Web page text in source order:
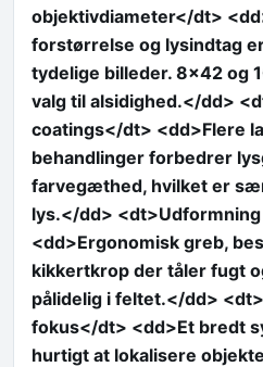
objektivdiameter</dt>
forstørrelse og lysindtag
tydelige billeder. 8×42 og
valg til alsidighed.</dd>
coatings</dt> <dd>Flere
behandlinger forbedrer
farvegæthed, hvilket er
lys.</dd>
<dd>Ergonomisk greb,
kikkertkrop der tåler fugt
pålidelig i feltet.</dd>
fokus</dt> <dd>Et bredt
hurtigt at lokalisere